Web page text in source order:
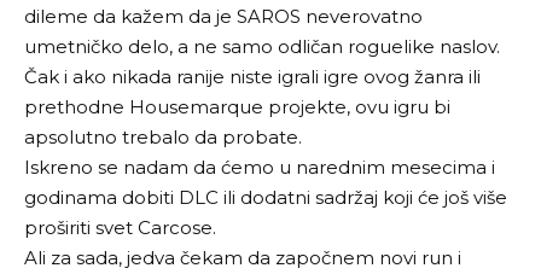
dileme da kažem da je SAROS neverovatno
umetničko delo, a ne samo odličan roguelike naslov.
Čak i ako nikada ranije niste igrali igre ovog žanra ili
prethodne Housemarque projekte, ovu igru bi
apsolutno trebalo da probate.
Iskreno se nadam da ćemo u narednim mesecima i
godinama dobiti DLC ili dodatni sadržaj koji će još više
proširiti svet Carcose.
Ali za sada, jedva čekam da započnem novi run i